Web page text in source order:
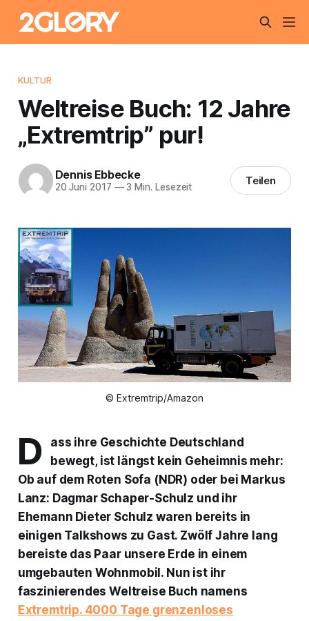
KULTUR
Weltreise Buch: 12 Jahre
„Extremtrip” pur!
Dennis Ebbecke
20 Juni 2017 —3 Min. Lesezeit Teilen
© Extremtrip/Amazon
D
ass ihre Geschichte Deutschland
bewegt, ist längst kein Geheimnis mehr:
Ob auf dem Roten Sofa (NDR) oder bei Markus
Lanz: Dagmar Schaper-Schulz und ihr
Ehemann Dieter Schulz waren bereits in
einigen Talkshows zu Gast. Zwölf Jahre lang
bereiste das Paar unsere Erde in einem
umgebauten Wohnmobil. Nun ist ihr
faszinierendes Weltreise Buch namens
Extremtrip. 4000 Tage grenzenloses